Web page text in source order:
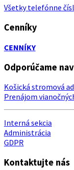
Všetky telefónne
Cenníky
CENNÍKY
Odporúčame
Košická stromová
Prenájom
Interná sekcia
Administrácia
GDPR
Kontaktujte nás